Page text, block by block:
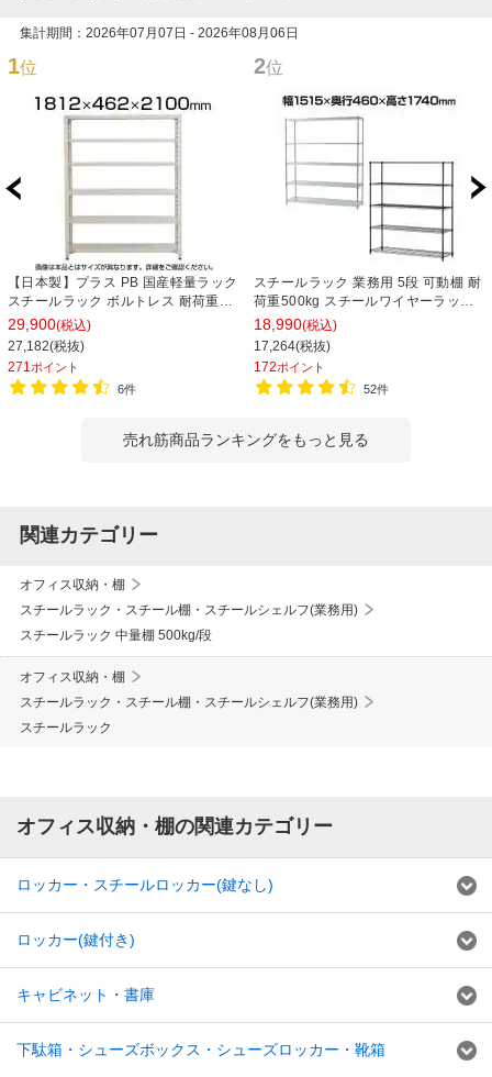
集計期間：2026年07月07日 - 2026年08月06日
1位
【日本製】プラス PB 国産軽量ラック
スチールラック ボルトレス 耐荷重
150kg/段 天地6段 幅1812×奥行462×
高さ2100mm スチール棚 スチールシ
ェルフ 収納棚 オープンラック 収納ラ
ック
29,900(税込)
27,182(税抜)
271 ポイント
6件
2位
スチールラック 業務用 5段 可動棚 耐
荷重500kg スチールワイヤーラック
シェルゴ 幅1515×奥行460×高さ
1740mm
18,990(税込)
17,264(税抜)
172ポイント
52件
売れ筋商品ランキングをもっと見る
関連カテゴリー
オフィス収納・棚
スチールラック・スチール棚・スチールシェルフ(業務用)
スチールラック 中量棚 500kg/段
オフィス収納・棚
スチールラック・スチール棚・スチールシェルフ(業務用)
スチールラック
オフィス収納・棚の関連カテゴリー
ロッカー・スチールロッカー(鍵なし)
ロッカー(鍵付き)
キャビネット・書庫
下駄箱・シューズボックス・シューズロッカー・靴箱